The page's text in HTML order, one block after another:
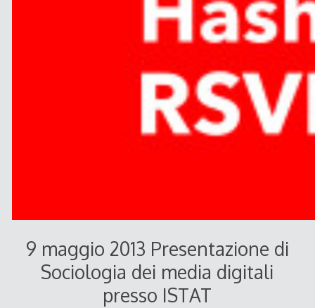
9 maggio 2013 Presentazione di
Sociologia dei media digitali
presso ISTAT